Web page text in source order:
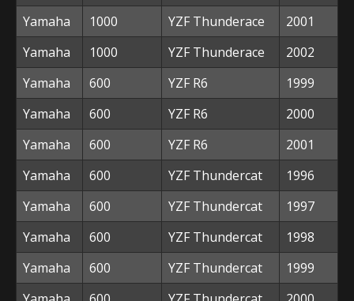
Yamaha
1000 YZF Thunderace
2001
Yamaha
1000 YZF Thunderace
2002
Yamaha
600 YZF R6
1999
Yamaha
600 YZF R6
2000
Yamaha
600 YZF R6
2001
Yamaha
600 YZF Thundercat
1996
Yamaha
600 YZF Thundercat
1997
Yamaha
600 YZF Thundercat
1998
Yamaha
600 YZF Thundercat
1999